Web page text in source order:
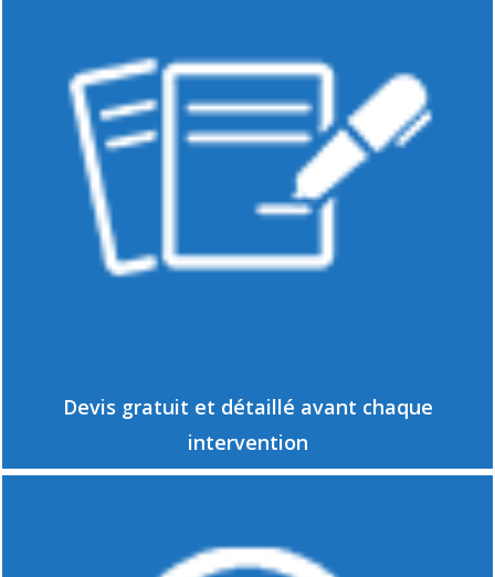
Devis gratuit et détaillé avant chaque
intervention